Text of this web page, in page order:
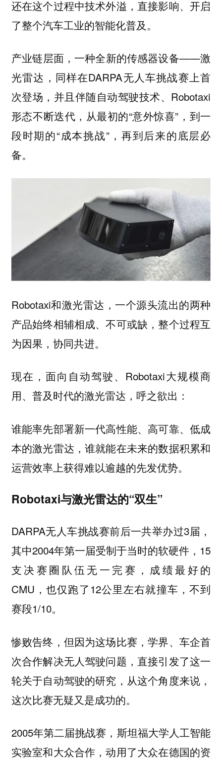
还在这个过程中技术外溢，直接影响、开启
了整个汽车工业的智能化普及。
产业链层面，一种全新的传感器设备——激
光雷达 ，同样在DARPA无人车挑战赛上首
次登场，并且伴随自动驾驶技术、Robotaxi
形态不断迭代，从最初的“意外惊喜”，到一
段时期的“成本挑战”，再到后来的底层必
备。
Robotaxi和激光雷达，一个源头流出的两种
产品始终相辅相成、不可或缺，整个过程互
为因果，协同共进。
现在，面向自动驾驶、Robotaxi大规模商
用、普及时代的激光雷达，呼之欲出：
谁能率先部署新一代高性能、高可靠、低成
本的激光雷达，谁就能在未来的数据积累和
运营效率上获得难以逾越的先发优势。
Robotaxi与激光雷达的“双生”
DARPA无人车挑战赛前后一共举办过3届，
其中2004年第一届受制于当时的软硬件，15
支决赛圈队伍无一完赛，成绩最好的
CMU，也仅跑了12公里左右就撞车，不到
赛段1/10。
惨败告终，但因为这场比赛，学界、车企首
次合作解决无人驾驶问题，直接引发了这一
轮关于自动驾驶的研究，从这个角度来说，
这次比赛无疑又是成功的。
2005年第二届挑战赛，斯坦福大学人工智能
实验室和大众合作，动用了大众在德国的资